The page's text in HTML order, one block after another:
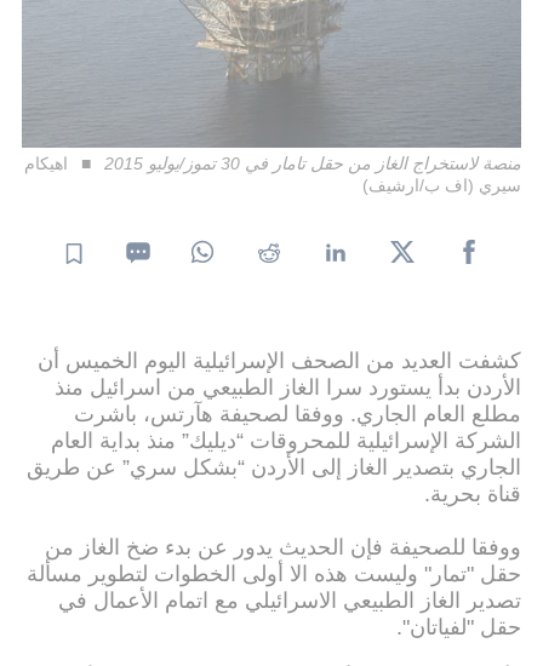
منصة لاستخراج الغاز من حقل تامار في 30 تموز/يوليو 2015
اهيكام
سيري (اف ب/ارشيف)
كشفت العديد من الصحف الإسرائيلية اليوم الخميس أن
الأردن بدأ يستورد سرا الغاز الطبيعي من اسرائيل منذ
مطلع العام الجاري. ووفقا لصحيفة هآرتس، باشرت
الشركة الإسرائيلية للمحروقات “ديليك” منذ بداية العام
الجاري بتصدير الغاز إلى الأردن “بشكل سري” عن طريق
قناة بحرية.
ووفقا للصحيفة فإن الحديث يدور عن بدء ضخ الغاز من
حقل "تمار" وليست هذه الا أولى الخطوات لتطوير مسألة
تصدير الغاز الطبيعي الاسرائيلي مع اتمام الأعمال في
حقل "لفياتان".